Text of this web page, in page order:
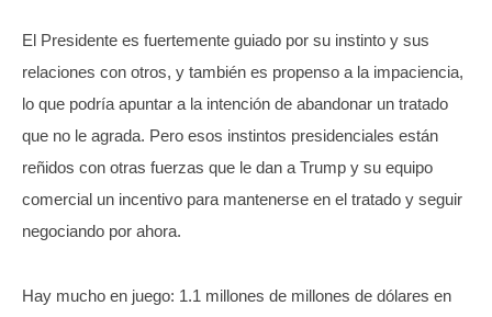
El Presidente es fuertemente guiado por su instinto y sus
relaciones con otros, y también es propenso a la impaciencia,
lo que podría apuntar a la intención de abandonar un tratado
que no le agrada. Pero esos instintos presidenciales están
reñidos con otras fuerzas que le dan a Trump y su equipo
comercial un incentivo para mantenerse en el tratado y seguir
negociando por ahora.
Hay mucho en juego: 1.1 millones de millones de dólares en